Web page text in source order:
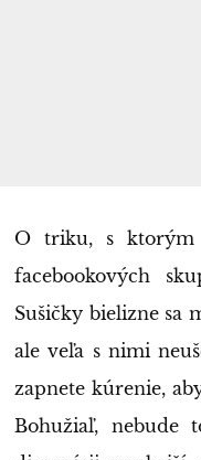
O triku, s ktorým
facebookových
Sušičky bielizne sa
ale veľa s nimi
zapnete kúrenie,
Bohužiaľ, nebude